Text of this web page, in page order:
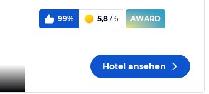
99% 5,8 / 6 AWARD
Hotel ansehen